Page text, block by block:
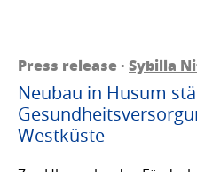
Press release · Sybilla
Neubau in Husum
Westküste